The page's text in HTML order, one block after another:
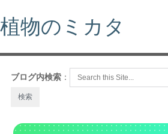
植物のミカタ
ブログ内検索 ：